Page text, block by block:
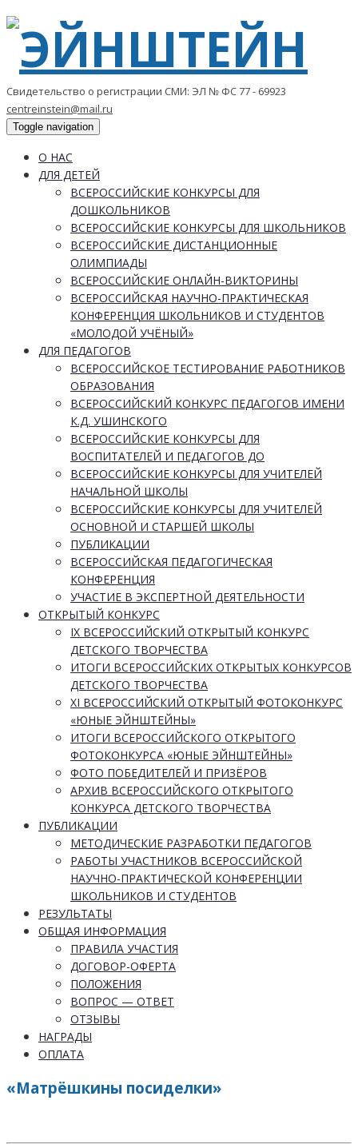
Свидетельство о регистрации СМИ: ЭЛ № ФС 77 - 69923
centreinstein@mail.ru
Toggle navigation
О НАС
ДЛЯ ДЕТЕЙ
ВСЕРОССИЙСКИЕ КОНКУРСЫ ДЛЯ
ДОШКОЛЬНИКОВ
ВСЕРОССИЙСКИЕ КОНКУРСЫ ДЛЯ ШКОЛЬНИКОВ
ВСЕРОССИЙСКИЕ ДИСТАНЦИОННЫЕ
ОЛИМПИАДЫ
ВСЕРОССИЙСКИЕ ОНЛАЙН-ВИКТОРИНЫ
ВСЕРОССИЙСКАЯ НАУЧНО-ПРАКТИЧЕСКАЯ
КОНФЕРЕНЦИЯ ШКОЛЬНИКОВ И СТУДЕНТОВ
«МОЛОДОЙ УЧЁНЫЙ»
ДЛЯ ПЕДАГОГОВ
ВСЕРОССИЙСКОЕ ТЕСТИРОВАНИЕ РАБОТНИКОВ
ОБРАЗОВАНИЯ
ВСЕРОССИЙСКИЙ КОНКУРС ПЕДАГОГОВ ИМЕНИ
К.Д. УШИНСКОГО
ВСЕРОССИЙСКИЕ КОНКУРСЫ ДЛЯ
ВОСПИТАТЕЛЕЙ И ПЕДАГОГОВ ДО
ВСЕРОССИЙСКИЕ КОНКУРСЫ ДЛЯ УЧИТЕЛЕЙ
НАЧАЛЬНОЙ ШКОЛЫ
ВСЕРОССИЙСКИЕ КОНКУРСЫ ДЛЯ УЧИТЕЛЕЙ
ОСНОВНОЙ И СТАРШЕЙ ШКОЛЫ
ПУБЛИКАЦИИ
ВСЕРОССИЙСКАЯ ПЕДАГОГИЧЕСКАЯ
КОНФЕРЕНЦИЯ
УЧАСТИЕ В ЭКСПЕРТНОЙ ДЕЯТЕЛЬНОСТИ
ОТКРЫТЫЙ КОНКУРС
IX ВСЕРОССИЙСКИЙ ОТКРЫТЫЙ КОНКУРС
ДЕТСКОГО ТВОРЧЕСТВА
ИТОГИ ВСЕРОССИЙСКИХ ОТКРЫТЫХ КОНКУРСОВ
ДЕТСКОГО ТВОРЧЕСТВА
XI ВСЕРОССИЙСКИЙ ОТКРЫТЫЙ ФОТОКОНКУРС
«ЮНЫЕ ЭЙНШТЕЙНЫ»
ИТОГИ ВСЕРОССИЙСКОГО ОТКРЫТОГО
ФОТОКОНКУРСА «ЮНЫЕ ЭЙНШТЕЙНЫ»
ФОТО ПОБЕДИТЕЛЕЙ И ПРИЗЁРОВ
АРХИВ ВСЕРОССИЙСКОГО ОТКРЫТОГО
КОНКУРСА ДЕТСКОГО ТВОРЧЕСТВА
ПУБЛИКАЦИИ
МЕТОДИЧЕСКИЕ РАЗРАБОТКИ ПЕДАГОГОВ
РАБОТЫ УЧАСТНИКОВ ВСЕРОССИЙСКОЙ
НАУЧНО-ПРАКТИЧЕСКОЙ КОНФЕРЕНЦИИ
ШКОЛЬНИКОВ И СТУДЕНТОВ
РЕЗУЛЬТАТЫ
ОБЩАЯ ИНФОРМАЦИЯ
ПРАВИЛА УЧАСТИЯ
ДОГОВОР-ОФЕРТА
ПОЛОЖЕНИЯ
ВОПРОС — ОТВЕТ
ОТЗЫВЫ
НАГРАДЫ
ОПЛАТА
«Матрёшкины посиделки»